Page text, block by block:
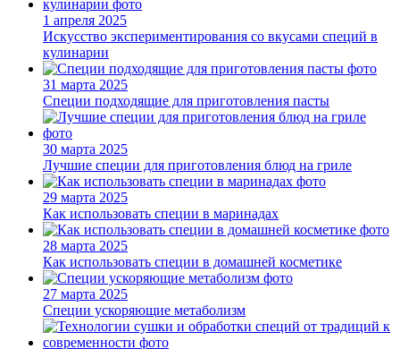
1 апреля 2025
Искусство экспериментирования со вкусами специй в
кулинарии
31 марта 2025
Специи подходящие для приготовления пасты
30 марта 2025
Лучшие специи для приготовления блюд на гриле
29 марта 2025
Как использовать специи в маринадах
28 марта 2025
Как использовать специи в домашней косметике
27 марта 2025
Специи ускоряющие метаболизм